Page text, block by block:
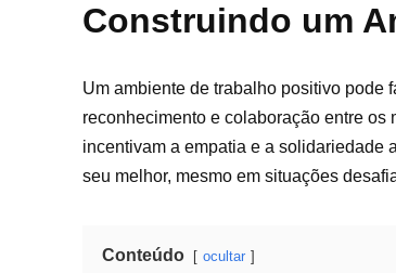
Construindo um
Um ambiente de trabalho positivo pode
reconhecimento e colaboração entre
incentivam a empatia e a solidariedade
seu melhor, mesmo em situações
Conteúdo ocultar